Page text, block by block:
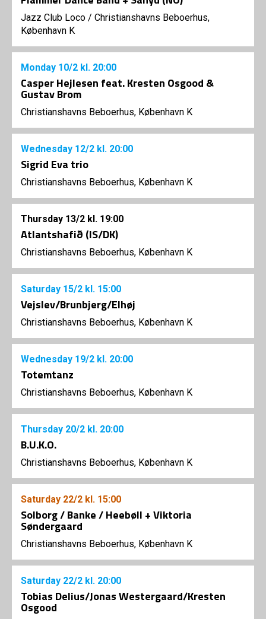
Jazz Club Loco / Christianshavns Beboerhus,
København K
Monday 10/2 kl. 20:00
Casper Hejlesen feat. Kresten Osgood &
Gustav Brom
Christianshavns Beboerhus, København K
Wednesday 12/2 kl. 20:00
Sigrid Eva trio
Christianshavns Beboerhus, København K
Thursday 13/2 kl. 19:00
Atlantshafið (IS/DK)
Christianshavns Beboerhus, København K
Saturday 15/2 kl. 15:00
Vejslev/Brunbjerg/Elhøj
Christianshavns Beboerhus, København K
Wednesday 19/2 kl. 20:00
Totemtanz
Christianshavns Beboerhus, København K
Thursday 20/2 kl. 20:00
B.U.K.O.
Christianshavns Beboerhus, København K
Saturday 22/2 kl. 15:00
Solborg / Banke / Heebøll + Viktoria
Søndergaard
Christianshavns Beboerhus, København K
Saturday 22/2 kl. 20:00
Tobias Delius/Jonas Westergaard/Kresten
Osgood